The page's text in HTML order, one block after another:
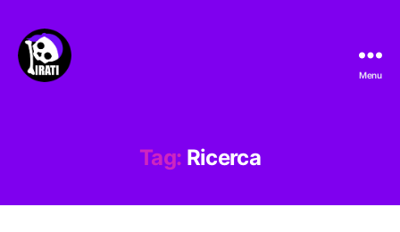
Menu
Tag: Ricerca